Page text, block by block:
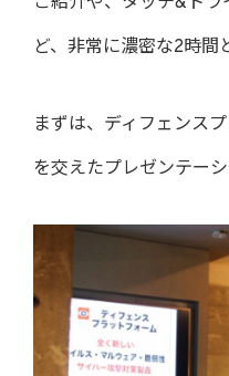
ど、非常に濃密な2時間
まずは、ディフェンス
を交えたプレゼンテーシ